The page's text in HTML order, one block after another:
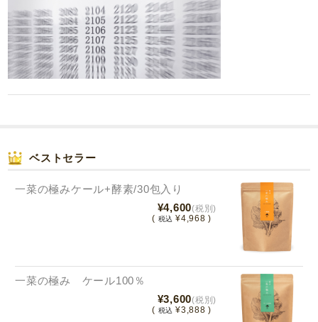
ベストセラー
一菜の極みケール+酵素/30包入り
¥4,600(税別)
( 税込 ¥4,968 )
一菜の極み ケール100％
¥3,600(税別)
( 税込 ¥3,888 )